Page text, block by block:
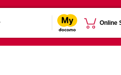
Online